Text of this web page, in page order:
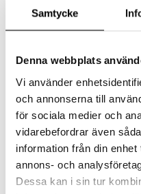
Samtycke
Denna webbplats
Vi använder
och annonserna till
för sociala medier och
vidarebefordrar även
information från din
annons- och
Dessa kan i sin tur
Yhdistä ghd Volume Forever –
blowdry 2-in-1
joka kestää 24 tuntia.
Polyquaternium-37, Vp/
Propylene Glycol Dicaprylate/
C12-15 Alkyl Benzoate,
Polyquaternium-11, Glycerin,
Salvia Hispanica Seed Extract,
Glucoside, Crambe Abyssinica
Ethyl Oleate, Sodium
Cinnamal, Sodium Phosphate,